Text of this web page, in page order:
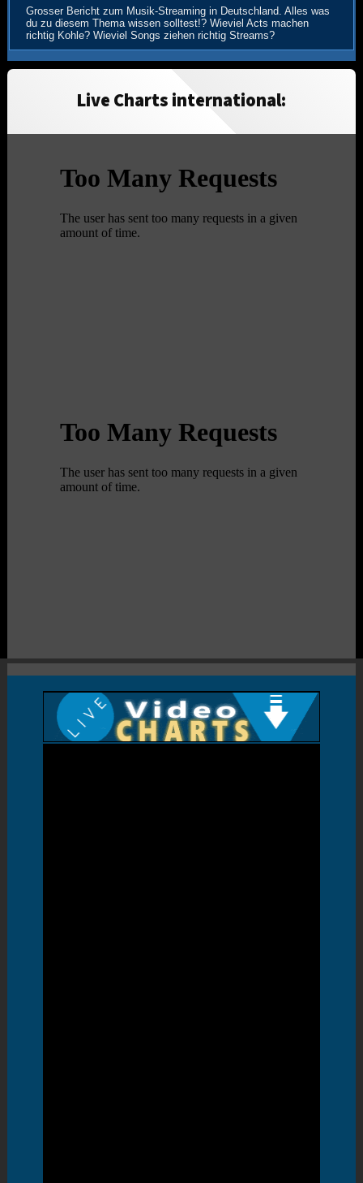
Grosser Bericht zum Musik-Streaming in Deutschland. Alles was
du zu diesem Thema wissen solltest!? Wieviel Acts machen
richtig Kohle? Wieviel Songs ziehen richtig Streams?
Live Charts international: